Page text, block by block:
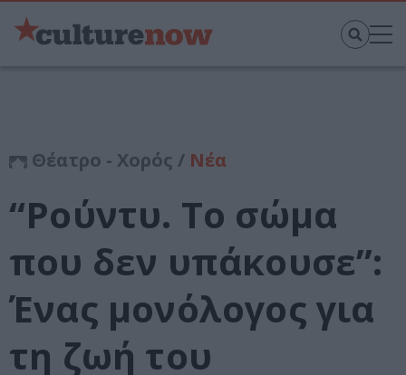
Θέατρο - Χορός / Νέα
“Ρούντυ. Το σώμα
που δεν υπάκουσε”:
Ένας μονόλογος για
τη ζωή του